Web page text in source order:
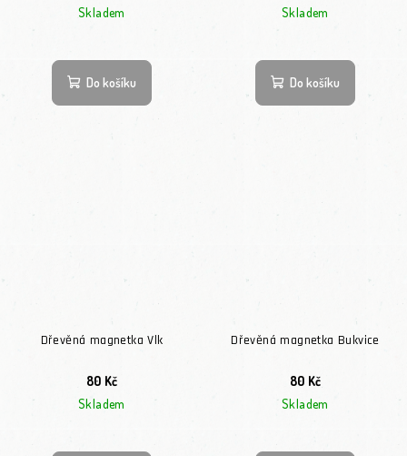
Skladem
Do košíku
Skladem
Do košíku
Dřevěná magnetka Vlk
80 Kč
Skladem
Dřevěná magnetka Bukvice
80 Kč
Skladem